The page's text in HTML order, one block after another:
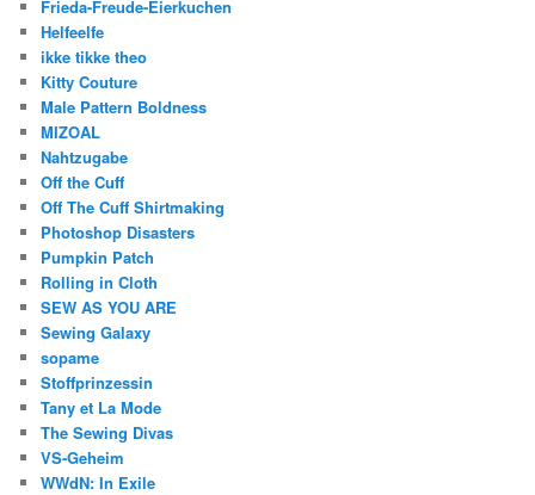
Frieda-Freude-Eierkuchen
Helfeelfe
ikke tikke theo
Kitty Couture
Male Pattern Boldness
MIZOAL
Nahtzugabe
Off the Cuff
Off The Cuff Shirtmaking
Photoshop Disasters
Pumpkin Patch
Rolling in Cloth
SEW AS YOU ARE
Sewing Galaxy
sopame
Stoffprinzessin
Tany et La Mode
The Sewing Divas
VS-Geheim
WWdN: In Exile